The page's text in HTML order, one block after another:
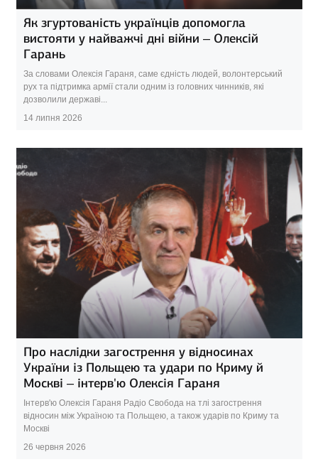
Як згуртованість українців допомогла
вистояти у найважчі дні війни – Олексій
Гарань
За словами Олексія Гараня, саме єдність людей, волонтерський
рух та підтримка армії стали одним із головних чинників, які
дозволили державі...
14 липня 2026
Про наслідки загострення у відносинах
України із Польщею та удари по Криму й
Москві – інтерв'ю Олексія Гараня
Інтерв'ю Олексія Гараня Радіо Свобода на тлі загострення
відносин між Україною та Польщею, а також ударів по Криму та
Москві
26 червня 2026